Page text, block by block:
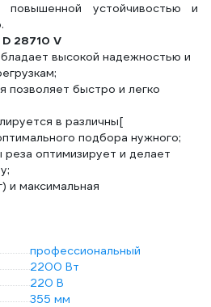
повышенной устойчивостью и
28710 V
высокой надежностью и
позволяет быстро и легко
в различны[
подбора нужного;
реза оптимизирует и делает
и максимальная
профессиональный
2200 Вт
220 В
355 мм